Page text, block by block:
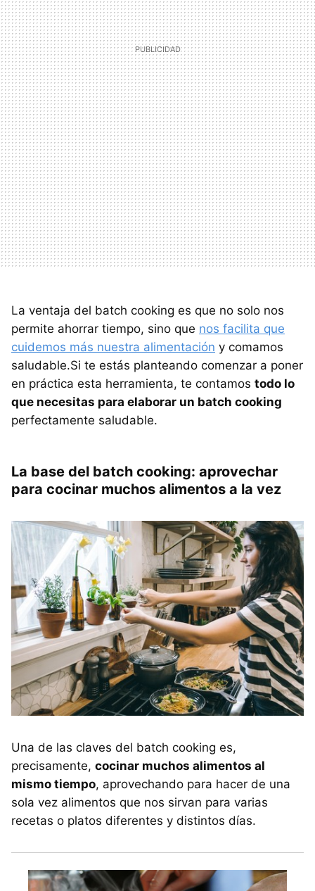
La ventaja del batch cooking es que no solo nos
permite ahorrar tiempo, sino que nos facilita que
cuidemos más nuestra alimentación y comamos
saludable.Si te estás planteando comenzar a poner
en práctica esta herramienta, te contamos todo lo
que necesitas para elaborar un batch cooking
perfectamente saludable.
La base del batch cooking: aprovechar
para cocinar muchos alimentos a la vez
Una de las claves del batch cooking es,
precisamente, cocinar muchos alimentos al
mismo tiempo, aprovechando para hacer de una
sola vez alimentos que nos sirvan para varias
recetas o platos diferentes y distintos días.